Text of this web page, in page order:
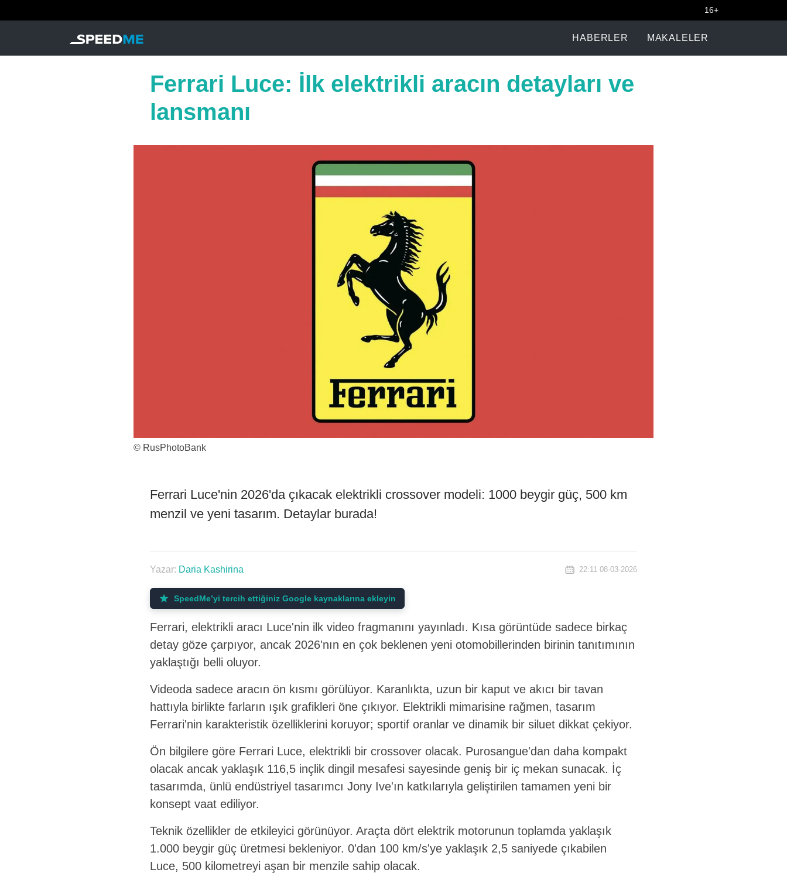
16+
HABERLER MAKALELER
Ferrari Luce: İlk elektrikli aracın detayları ve
lansmanı
© RusPhotoBank
Ferrari Luce'nin 2026'da çıkacak elektrikli crossover modeli: 1000 beygir güç, 500 km
menzil ve yeni tasarım. Detaylar burada!
Yazar: Daria Kashirina 22:11 08-03-2026
SpeedMe’yi tercih ettiğiniz Google kaynaklarına ekleyin
Ferrari, elektrikli aracı Luce'nin ilk video fragmanını yayınladı. Kısa görüntüde sadece birkaç
detay göze çarpıyor, ancak 2026'nın en çok beklenen yeni otomobillerinden birinin tanıtımının
yaklaştığı belli oluyor.
Videoda sadece aracın ön kısmı görülüyor. Karanlıkta, uzun bir kaput ve akıcı bir tavan
hattıyla birlikte farların ışık grafikleri öne çıkıyor. Elektrikli mimarisine rağmen, tasarım
Ferrari'nin karakteristik özelliklerini koruyor; sportif oranlar ve dinamik bir siluet dikkat çekiyor.
Ön bilgilere göre Ferrari Luce, elektrikli bir crossover olacak. Purosangue'dan daha kompakt
olacak ancak yaklaşık 116,5 inçlik dingil mesafesi sayesinde geniş bir iç mekan sunacak. İç
tasarımda, ünlü endüstriyel tasarımcı Jony Ive'ın katkılarıyla geliştirilen tamamen yeni bir
konsept vaat ediliyor.
Teknik özellikler de etkileyici görünüyor. Araçta dört elektrik motorunun toplamda yaklaşık
1.000 beygir güç üretmesi bekleniyor. 0'dan 100 km/s'ye yaklaşık 2,5 saniyede çıkabilen
Luce, 500 kilometreyi aşan bir menzile sahip olacak.